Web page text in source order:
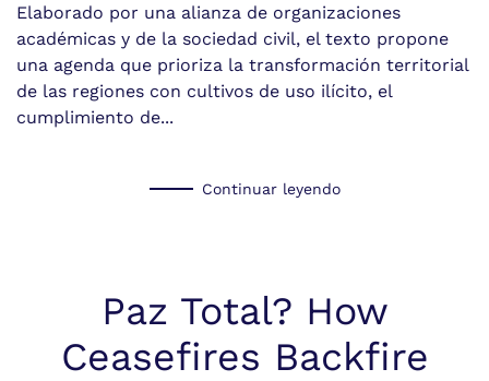
Elaborado por una alianza de organizaciones
académicas y de la sociedad civil, el texto propone
una agenda que prioriza la transformación territorial
de las regiones con cultivos de uso ilícito, el
cumplimiento de...
Continuar leyendo
Paz Total? How
Ceasefires Backfire